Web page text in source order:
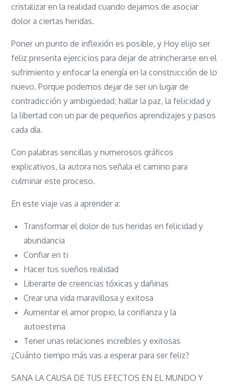
cristalizar en la realidad cuando dejamos de asociar
dolor a ciertas heridas.
Poner un punto de inflexión es posible, y Hoy elijo ser
feliz presenta ejercicios para dejar de atrincherarse en el
sufrimiento y enfocar la energía en la construcción de lo
nuevo. Porque podemos dejar de ser un lugar de
contradicción y ambigüedad; hallar la paz, la felicidad y
la libertad con un par de pequeños aprendizajes y pasos
cada día.
Con palabras sencillas y numerosos gráficos
explicativos, la autora nos señala el camino para
culminar este proceso.
En este viaje vas a aprender a:
Transformar el dolor de tus heridas en felicidad y
abundancia
Confiar en ti
Hacer tus sueños realidad
Liberarte de creencias tóxicas y dañinas
Crear una vida maravillosa y exitosa
Aumentar el amor propio, la confianza y la
autoestima
Tener unas relaciones increíbles y exitosas
¿Cuánto tiempo más vas a esperar para ser feliz?
SANA LA CAUSA DE TUS EFECTOS EN EL MUNDO Y